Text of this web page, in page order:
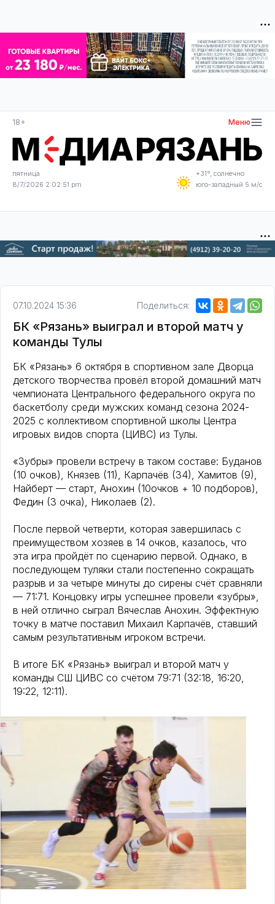
18+ Меню
пятница
8/7/2026 2:02:51 pm
+31°, солнечно
юго-западный 5 м/с
07.10.2024 15:36 Поделиться:
БК «Рязань» выиграл и второй матч у
команды Тулы
БК «Рязань» 6 октября в спортивном зале Дворца
детского творчества провёл второй домашний матч
чемпионата Центрального федерального округа по
баскетболу среди мужских команд сезона 2024-
2025 с коллективом спортивной школы Центра
игровых видов спорта (ЦИВС) из Тулы.
«Зубры» провели встречу в таком составе: Буданов
(10 очков), Князев (11), Карпачёв (34), Хамитов (9),
Найберт — старт, Анохин (10очков + 10 подборов),
Федин (3 очка), Николаев (2).
После первой четверти, которая завершилась с
преимуществом хозяев в 14 очков, казалось, что
эта игра пройдёт по сценарию первой. Однако, в
последующем туляки стали постепенно сокращать
разрыв и за четыре минуты до сирены счёт сравняли
— 71:71. Концовку игры успешнее провели «зубры»,
в ней отлично сыграл Вячеслав Анохин. Эффектную
точку в матче поставил Михаил Карпачёв, ставший
самым результативным игроком встречи.
В итоге БК «Рязань» выиграл и второй матч у
команды СШ ЦИВС со счётом 79:71 (32:18, 16:20,
19:22, 12:11).